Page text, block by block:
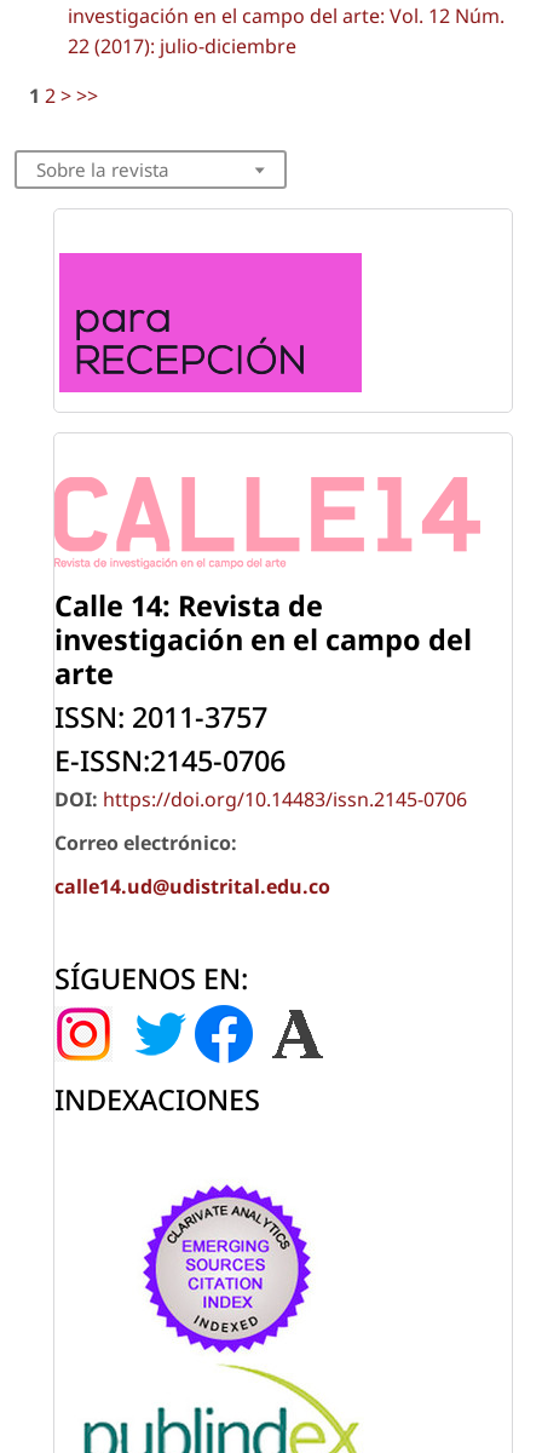
investigación en el campo del arte: Vol. 12 Núm.
22 (2017): julio-diciembre
1 2>>>
Sobre la revista
Calle 14: Revista de
investigación en el campo del
arte
ISSN: 2011-3757
E-ISSN:2145-0706
DOI: https://doi.org/10.14483/issn.2145-0706
Correo electrónico:
calle14.ud@udistrital.edu.co
SÍGUENOS EN:
INDEXACIONES